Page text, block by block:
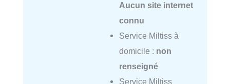
Aucun site internet
connu
Service Miltiss à
domicile : non
renseigné
Service Miltiss